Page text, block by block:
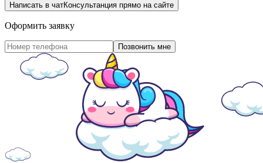
Написать в чатКонсультанция прямо на сайте
Оформить заявку
Позвонить мне